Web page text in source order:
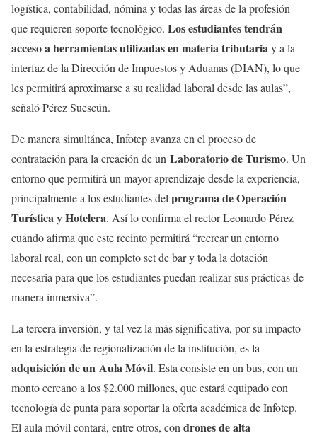
logística, contabilidad, nómina y todas las áreas de la profesión
que requieren soporte tecnológico. Los estudiantes tendrán
acceso a herramientas utilizadas en materia tributariay a la
interfaz de la Dirección de Impuestos y Aduanas (DIAN), lo que
les permitirá aproximarse a su realidad laboral desde las aulas”,
señaló Pérez Suescún.
De manera simultánea, Infotep avanza en el proceso de
contratación para la creación de un Laboratorio de Turismo. Un
entorno que permitirá un mayor aprendizaje desde la experiencia,
principalmente a los estudiantes delprograma de Operación
Turística y Hotelera. Así lo confirma el rector Leonardo Pérez
cuando afirma que este recinto permitirá “recrear un entorno
laboral real, con un completo set de bar y toda la dotación
necesaria para que los estudiantes puedan realizar sus prácticas de
manera inmersiva”.
La tercera inversión, y tal vez la más significativa, por su impacto
en la estrategia de regionalización de la institución, es la
adquisición de un Aula Móvil. Esta consiste en un bus, con un
monto cercano a los $2.000 millones, que estará equipado con
tecnología de punta para soportar la oferta académica de Infotep.
El aula móvil contará, entre otros, condrones de alta